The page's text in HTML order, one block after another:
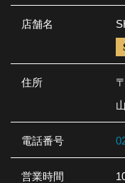
店舗名
住所
電話番号
営業時間